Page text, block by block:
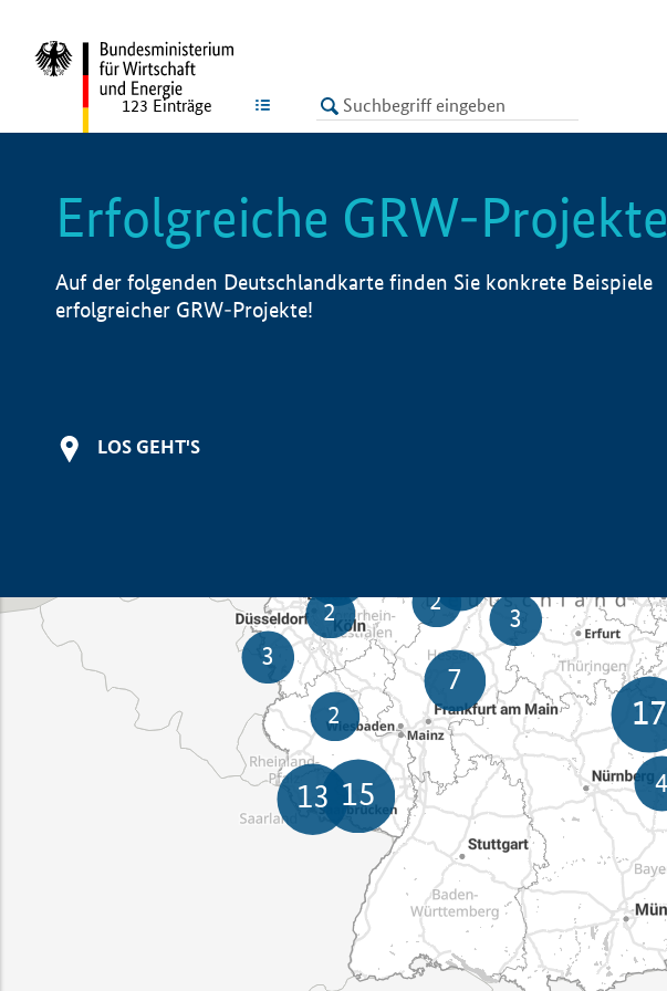
LISTE
123 Einträge
Erfolgreiche GRW-Projekte
Auf der folgenden Deutschlandkarte finden Sie konkrete Beispiele
erfolgreicher GRW-Projekte!
LOS GEHT'S